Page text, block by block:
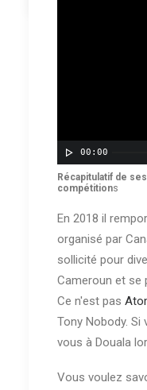
00:00
Récapitulatif de
compétitions
En 2018 il
organisé par
sollicité pour
Cameroun et se
Ce n'est pas
Tony Nobody. Si
vous à Douala
Vous voulez